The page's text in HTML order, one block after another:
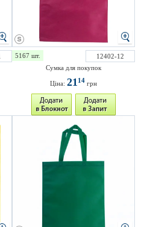
5167 шт.
12402-12
Сумка для покупок
Ціна: 2114 грн